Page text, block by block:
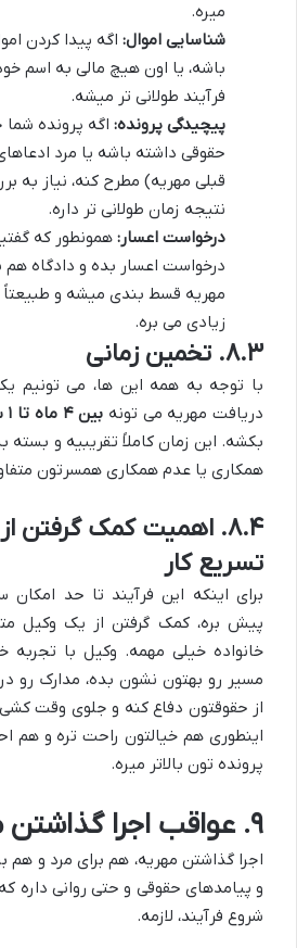
میره.
شناسایی اموال: اگه پیدا کردن
باشه، یا اون هیچ مالی به اسم
فرآیند طولانی تر میشه.
پیچیدگی پرونده: اگه پرونده
حقوقی داشته باشه یا مرد
قبلی مهریه) مطرح کنه، نیاز به
نتیجه زمان طولانی تر داره.
درخواست اعسار: همونطور که
درخواست اعسار بده و دادگاه
مهریه قسط بندی میشه و طبیعتاً
زیادی می بره.
۸.۳. تخمین زمانی
با توجه به همه این ها، می تونیم
دریافت مهریه می تونه بین ۴ ماه تا ۱ سال یا حتی بیشتر
بکشه. این زمان کاملاً تقریبیه و بسته
همکاری یا عدم همکاری همسرتون
۸.۴. اهمیت کمک گرفتن
تسریع کار
برای اینکه این فرآیند تا حد
پیش بره، کمک گرفتن از یک وکیل
خانواده خیلی مهمه. وکیل با
مسیر رو بهتون نشون بده، مدارک رو
از حقوقتون دفاع کنه و جلوی وقت کشی
اینطوری هم خیالتون راحت تره و هم
پرونده تون بالاتر میره.
۹. عواقب اجرا گذاشتن مهریه
اجرا گذاشتن مهریه، هم برای مرد و
و پیامدهای حقوقی و حتی روانی داره
شروع فرآیند، لازمه.